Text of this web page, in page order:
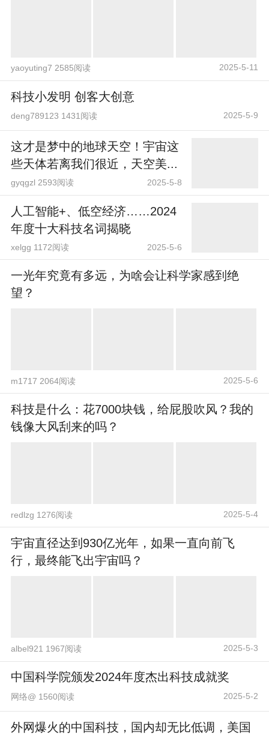
yaoyuting7 2585阅读 2025-5-11
科技小发明 创客大创意
deng789123 1431阅读 2025-5-9
这才是梦中的地球天空！宇宙这
些天体若离我们很近，天空美...
gyqgzl 2593阅读 2025-5-8
人工智能+、低空经济……2024
年度十大科技名词揭晓
xelgg 1172阅读 2025-5-6
一光年究竟有多远，为啥会让科学家感到绝
望？
m1717 2064阅读 2025-5-6
科技是什么：花7000块钱，给屁股吹风？我的
钱像大风刮来的吗？
redlzg 1276阅读 2025-5-4
宇宙直径达到930亿光年，如果一直向前飞
行，最终能飞出宇宙吗？
albel921 1967阅读 2025-5-3
中国科学院颁发2024年度杰出科技成就奖
网络@ 1560阅读 2025-5-2
外网爆火的中国科技，国内却无比低调，美国